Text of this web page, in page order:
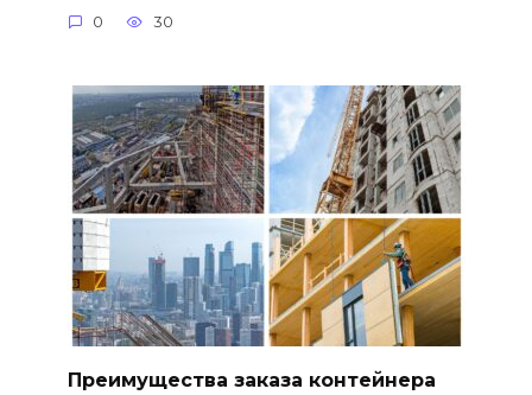
0 30
Преимущества заказа контейнера